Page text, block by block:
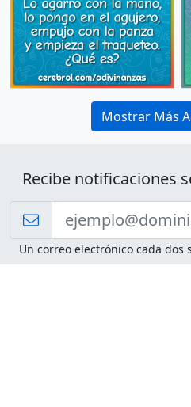
Mostrar Más
Recibe notificaciones
Un correo electrónico cada dos